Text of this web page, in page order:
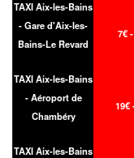
TAXI Aix-les-Bains
- Gare d'Aix-les-
Bains-Le Revard
7€
TAXI Aix-les-Bains
- Aéroport de
Chambéry
19€
TAXI Aix-les-Bains